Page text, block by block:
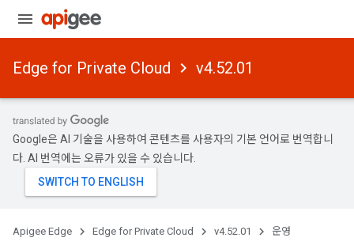
Edge for Private Cloud v4.52.01
Google은 AI 기술을 사용하여 콘텐츠를 사용자의 기본 언어로 번역합니
다. AI 번역에는 오류가 있을 수 있습니다.
Apigee Edge Edge for Private Cloud v4.52.01 운영